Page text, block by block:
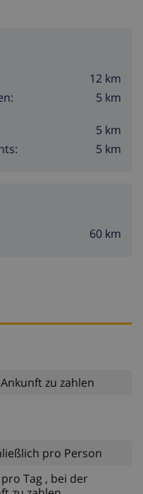
12 km
5 km
5 km
5 km
60 km
zu zahlen
pro Person
pro Tag , bei der